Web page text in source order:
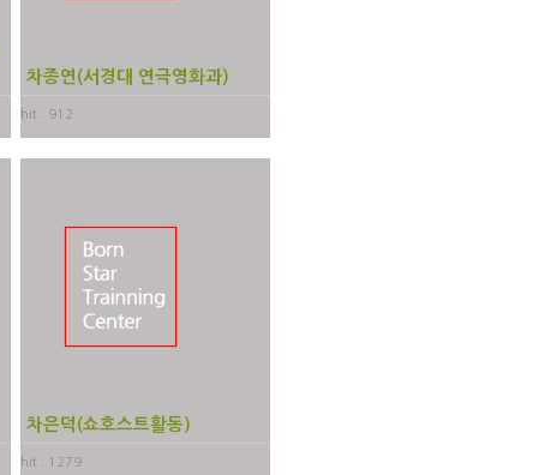
차종연(서경대 연극영화과)
hit : 912
차은덕(쇼호스트활동)
hit : 1279